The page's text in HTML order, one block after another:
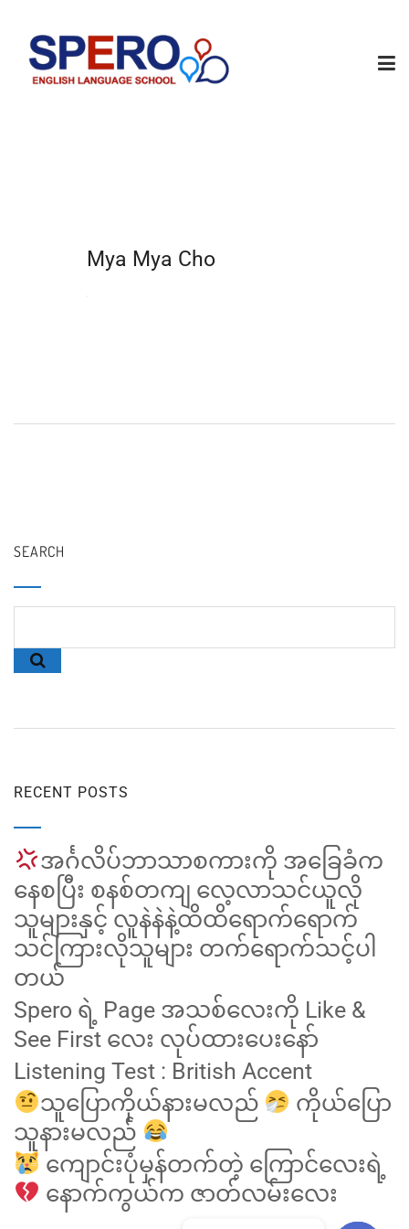
Mya Mya Cho
SEARCH
RECENT POSTS
အင်္ဂလိပ်ဘာသာစကားကို အခြေခံက
နေစပြီး စနစ်တကျ လေ့လာသင်ယူလို
သူများနှင့် လူနဲနဲနဲ့ထိထိရောက်ရောက်
သင်ကြားလိုသူများ တက်ရောက်သင့်ပါ
တယ်
Spero ရဲ့ Page အသစ်လေးကို Like &
See First လေး လုပ်ထားပေးနော်
Listening Test : British Accent
သူပြောကိုယ်နားမလည်
ကိုယ်ပြော
သူနားမလည်
ကျောင်းပုံမှန်တက်တဲ့ ကြောင်လေးရဲ့
နောက်ကွယ်က ဇာတ်လမ်းလေး